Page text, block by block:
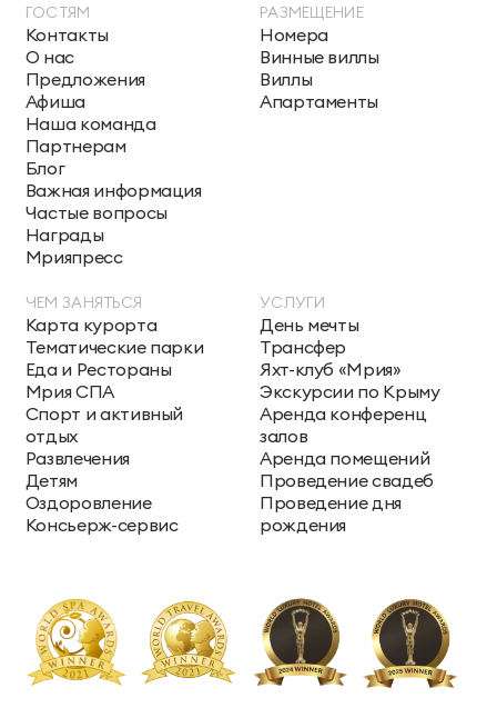
ГОСТЯМ
Контакты
О нас
Предложения
Афиша
Наша команда
Партнерам
Блог
Важная информация
Частые вопросы
Награды
Мрияпресс
РАЗМЕЩЕНИЕ
Номера
Винные виллы
Виллы
Апартаменты
ЧЕМ ЗАНЯТЬСЯ
Карта курорта
Тематические парки
Еда и Рестораны
Мрия СПА
Спорт и активный
отдых
Развлечения
Детям
Оздоровление
Консьерж-сервис
УСЛУГИ
День мечты
Трансфер
Яхт-клуб «Мрия»
Экскурсии по Крыму
Аренда конференц
залов
Аренда помещений
Проведение свадеб
Проведение дня
рождения